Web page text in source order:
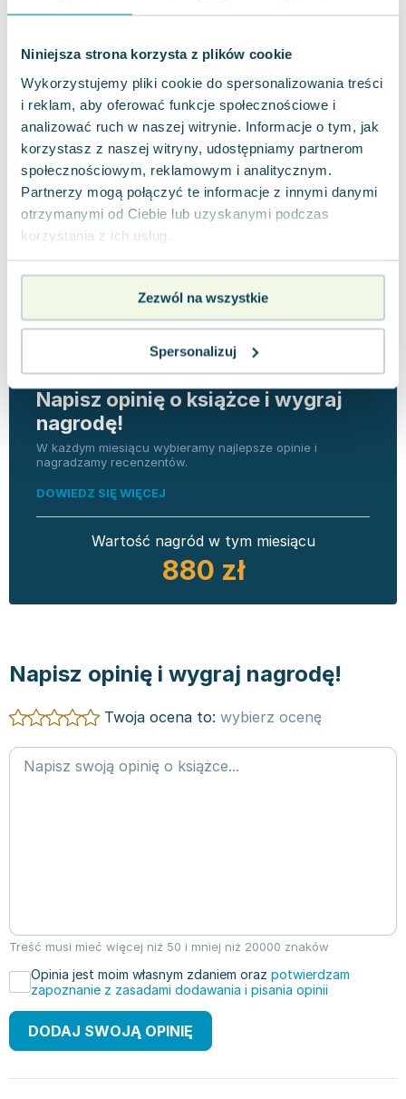
Niniejsza strona korzysta z plików cookie
Wykorzystujemy pliki cookie do spersonalizowania treści
i reklam, aby oferować funkcje społecznościowe i
analizować ruch w naszej witrynie. Informacje o tym, jak
korzystasz z naszej witryny, udostępniamy partnerom
społecznościowym, reklamowym i analitycznym.
Partnerzy mogą połączyć te informacje z innymi danymi
otrzymanymi od Ciebie lub uzyskanymi podczas
korzystania z ich usług.
Zezwól na wszystkie
Spersonalizuj
Opinie
użytkowników
0.0
0 ocen i 0
Napisz opinię o książce i wygraj
nagrodę!
W każdym miesiącu wybieramy najlepsze opinie i
nagradzamy recenzentów.
DOWIEDZ SIĘ WIĘCEJ
Wartość nagród w tym miesiącu
880 zł
Napisz opinię i wygraj nagrodę!
Twoja ocena to: wybierz ocenę
Treść musi mieć więcej niż 50 i mniej niż 20000 znaków
Opinia jest moim własnym zdaniem oraz potwierdzam
zapoznanie z zasadami dodawania i pisania opinii
DODAJ SWOJĄ OPINIĘ